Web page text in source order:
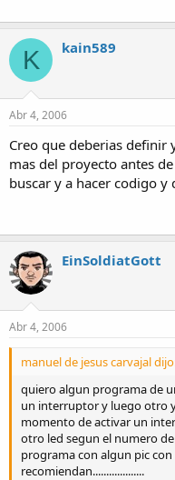
K kain589
Abr 4, 2006
Creo que deberias
mas del proyecto antes
buscar y a hacer codigo
EinSoldiatGott
Abr 4, 2006
manuel de jesus carvajal
quiero algun programa de
un interruptor y luego otro
momento de activar un
otro led segun el numero
programa con algun pic
recomiendan...................